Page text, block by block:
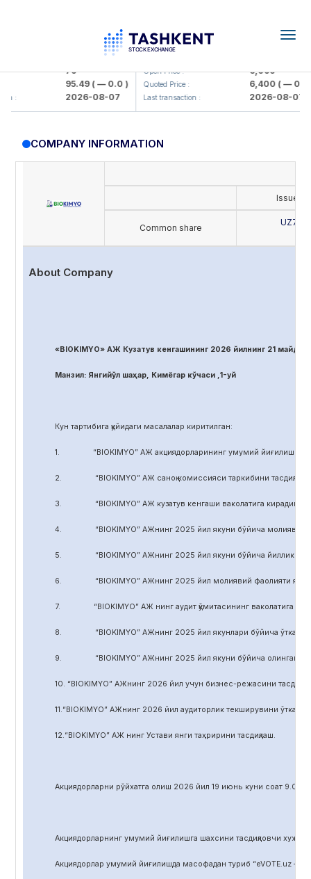
79
95.49( — 0.0 )
2026-08-07
UZMK (<O'zmetkombinat> AJ)
Open Price : 6,099
Quoted Price : 6,400( — 0.0 )
Last transaction : 2026-08-07
COMPANY INFORMATION
Issue's
Common share
About Company
«BIOKIMYO» АЖ Кузатув кенгашининг 2026 йилнинг 21
Манзил: Янгийўл шаҳар, Кимёгар кўчаси ,1-уй
Кун тартибига қуйидаги масалалар киритилган:
1. “BIOKIMYO” АЖ акциядорларининг умумий йиғилиши
2. “BIOKIMYO” АЖ саноқ комиссияси таркибини тасдиқлаш.
3. “BIOKIMYO” АЖ кузатув кенгаши ваколатига кирадиган
4. “BIOKIMYO” АЖнинг 2025 йил якуни бўйича молиявий-
5. “BIOKIMYO” АЖнинг 2025 йил якуни бўйича йиллик
6. “BIOKIMYO” АЖнинг 2025 йил молиявий фаолияти якуни
7. “BIOKIMYO” АЖ нинг аудит қўмитасининг ваколатига
8. “BIOKIMYO” АЖнинг 2025 йил якунлари бўйича
9. “BIOKIMYO” АЖнинг 2025 йил якуни бўйича олинган соф
10. “BIOKIMYO” АЖнинг 2026 йил учун бизнес-режасини
11.“BIOKIMYO” АЖнинг 2026 йил аудиторлик текширувини
12.“BIOKIMYO” АЖ нинг Устави янги таҳририни тасдиқлаш.
Акциядорларни рўйхатга олиш 2026 йил 19 июнь куни соат 9.00
Акциядорларнинг умумий йиғилишга шахсини тасдиқловчи
Акциядорлар умумий йиғилишда масофадан туриб “eVOTE.uz –